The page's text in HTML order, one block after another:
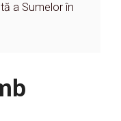
a Sumelor în